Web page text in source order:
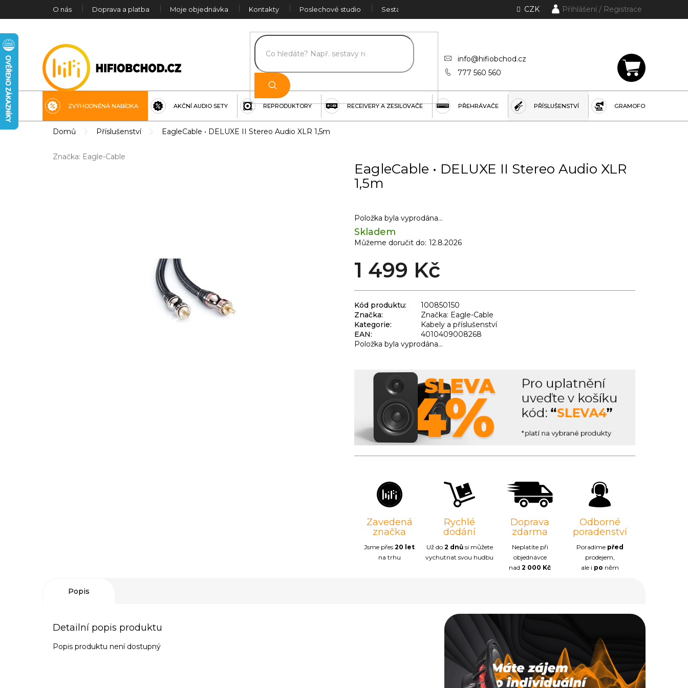
O nás Doprava a platba Moje objednávka Kontakty Poslechové studio Sestava na míru CZK Přihlášení
info@hifiobchod.cz
777 560 560
NÁKUPNÍ
ZVÝHODNĚNÁ NABÍDKA AKČNÍ AUDIO SETY REPRODUKTORY RECEIVERY A ZESILOVAČE PŘEHRÁVAČE PŘÍSLUŠENSTVÍ GRAMOFONY
Domů Příslušenství EagleCable • DELUXE II Stereo Audio XLR 1,5m
Značka: Eagle-Cable
EagleCable • DELUXE II Stereo Audio XLR
1,5m
Skladem
Můžeme doručit do: 12.8.2026
1 499 Kč
Položka byla vyprodána…
Kód produktu:
100850150
Značka:
Značka: Eagle-Cable
Kategorie:
Kabely a příslušenství
EAN:
4010409008268
Položka byla vyprodána…
Zavedená
značka
Jsme přes20 let
na trhu
Rychlé
dodání
Už do 2 dnůsi můžete
vychutnat svou hudbu
Doprava
zdarma
Neplatíte při
objednávce
nad2 000 Kč
Odborné
poradenství
Poradíme před
prodejem,
ale i po něm
Popis
Detailní popis produktu
Popis produktu není dostupný